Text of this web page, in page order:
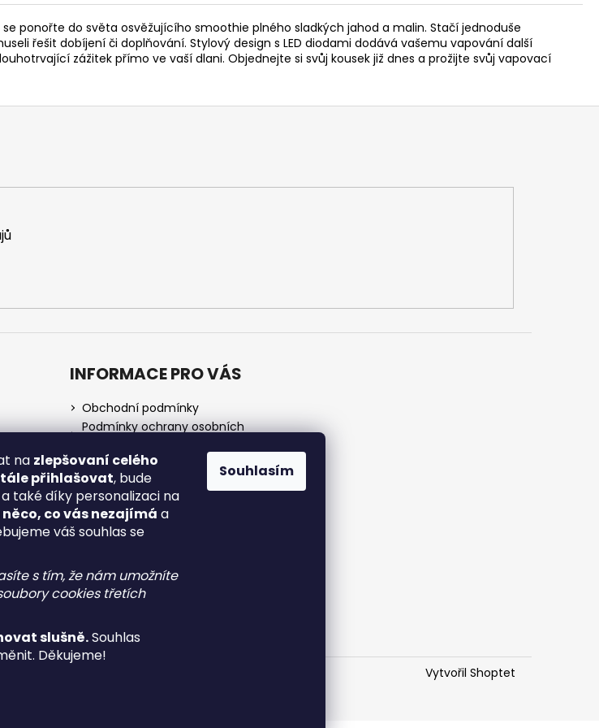
na zlepšovaní celého
přihlašovat, bude
také díky personalizaci na
co vás nezajímá a
váš souhlas se
s tím, že nám umožníte
cookies třetích
slušně.Souhlas
Děkujeme!
Souhlasím
ponořte do světa osvěžujícího smoothie plného sladkých jahod a malin. Stačí jednoduše
řešit dobíjení či doplňování. Stylový design s LED diodami dodává vašemu vapování další
zážitek přímo ve vaší dlani. Objednejte si svůj kousek již dnes a prožijte svůj vapovací
INFORMACE PRO VÁS
Obchodní podmínky
Podmínky ochrany osobních
O nás
Doprava a platba
Zrušení objednávky
Reklamace a vrácení zboží
Spotřební daň
Vytvořil Shoptet